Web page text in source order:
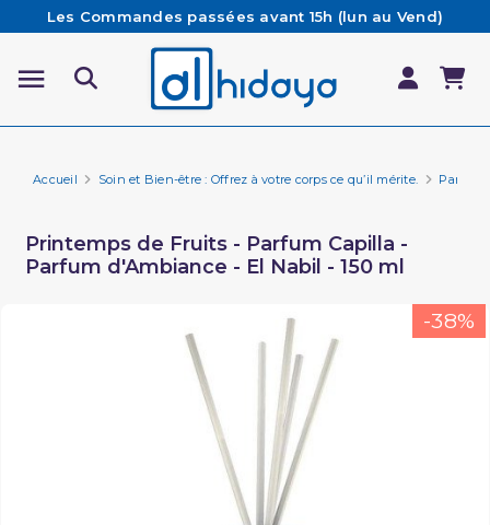
Les Commandes passées avant 15h (lun au Vend)
sont préparées et expédiées le jour même
Besoin d'aide ? Retrouvez notre FAQ
Livraison offerte à partir de 65€ d'achat*
Accueil Soin et Bien-être : Offrez à votre corps ce qu’il mérite. Parfum
Printemps de Fruits - Parfum Capilla -
Parfum d'Ambiance - El Nabil - 150 ml
-38%